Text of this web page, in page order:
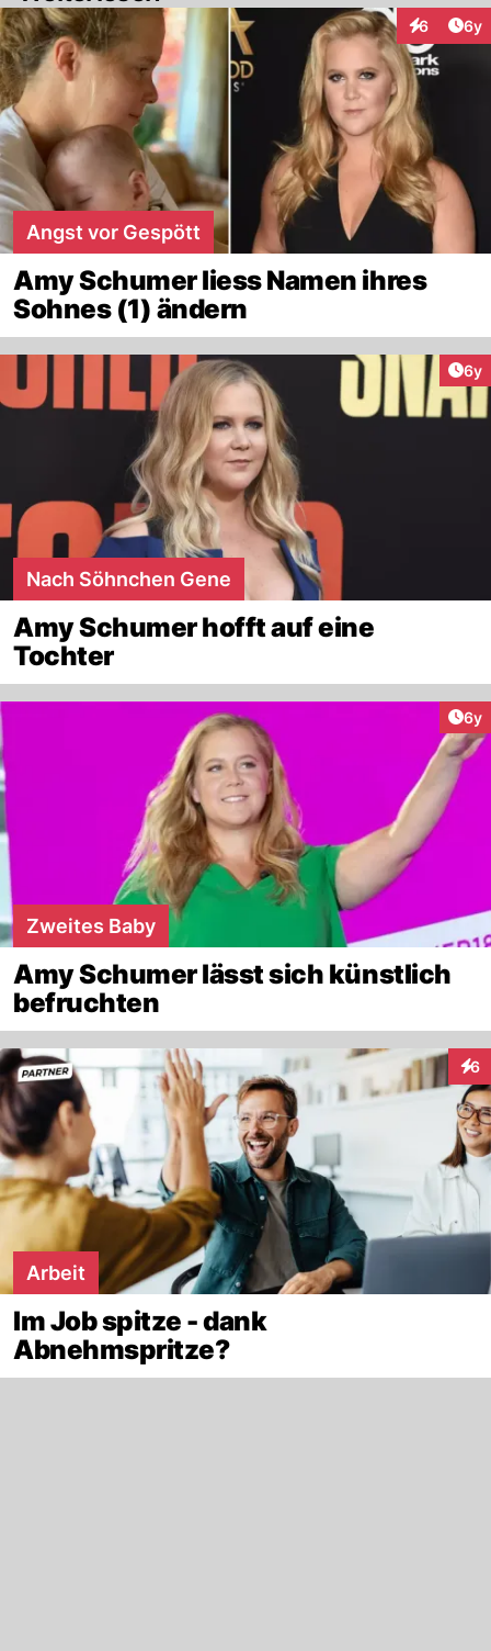
6 6y
Angst vor Gespött
Amy Schumer liess Namen ihres
Sohnes (1) ändern
6y
Nach Söhnchen Gene
Amy Schumer hofft auf eine
Tochter
6y
Zweites Baby
Amy Schumer lässt sich künstlich
befruchten
6
Arbeit
Im Job spitze - dank
Abnehmspritze?